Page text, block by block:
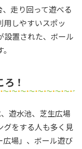
走り回って遊べる
用しやすいスポッ
設置された、ボール
！
遊水池、芝生広場
グをする人も多く見
広場」、ボール遊び